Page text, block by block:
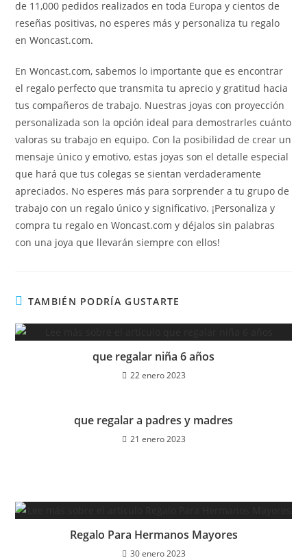
de 11,000 pedidos realizados en toda Europa y cientos de
reseñas positivas, no esperes más y personaliza tu regalo
en Woncast.com.
En Woncast.com, sabemos lo importante que es encontrar
el regalo perfecto que transmita tu aprecio y gratitud hacia
tus compañeros de trabajo. Nuestras joyas con proyección
personalizada son la opción ideal para demostrarles cuánto
valoras su trabajo en equipo. Con la posibilidad de crear un
mensaje único y emotivo, estas joyas son el detalle especial
que hará que tus colegas se sientan verdaderamente
apreciados. No esperes más para sorprender a tu grupo de
trabajo con un regalo único y significativo. ¡Personaliza y
compra tu regalo en Woncast.com y déjalos sin palabras
con una joya que llevarán siempre con ellos!
TAMBIÉN PODRÍA GUSTARTE
que regalar niña 6 años
22 enero 2023
que regalar a padres y madres
21 enero 2023
Regalo Para Hermanos Mayores
30 enero 2023